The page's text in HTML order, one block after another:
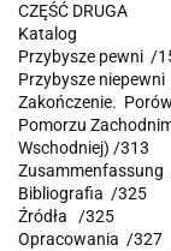
CZĘŚĆ DRUGA
Katalog
Przybysze pewni /
Przybysze
Zakończenie.
Pomorzu
Wschodniej) /313
Zusammenfassung
Bibliografia /325
Źródła /325
Opracowania /327